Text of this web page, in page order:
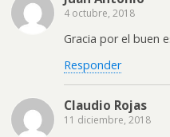
4 octubre, 2018
Gracia por el buen
Responder
Claudio Rojas
11 diciembre, 2018